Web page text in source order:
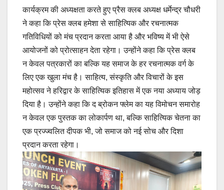
कार्यक्रम की अध्यक्षता करते हुए प्रैस क्लब अध्यक्ष धर्मेन्द्र चौधरी
ने कहा कि प्रेस क्लब हमेशा से साहित्यिक और रचनात्मक
गतिविधियों को मंच प्रदान करता आया है और भविष्य में भी ऐसे
आयोजनों को प्रोत्साहन देता रहेगा। उन्होंने कहा कि प्रेस क्लब
न केवल पत्रकारों का बल्कि यह समाज के हर रचनात्मक वर्ग के
लिए एक खुला मंच है। साहित्य, संस्कृति और विचारों के इस
महोत्सव ने हरिद्वार के साहित्यिक इतिहास में एक नया अध्याय जोड़
दिया है। उन्होंने कहा कि द ब्रोकन फ्लेम का यह विमोचन समारोह
न केवल एक पुस्तक का लोकार्पण था, बल्कि साहित्यिक चेतना का
एक प्रज्ज्वलित दीपक भी, जो समाज को नई सोच और दिशा
प्रदान करता रहेगा।